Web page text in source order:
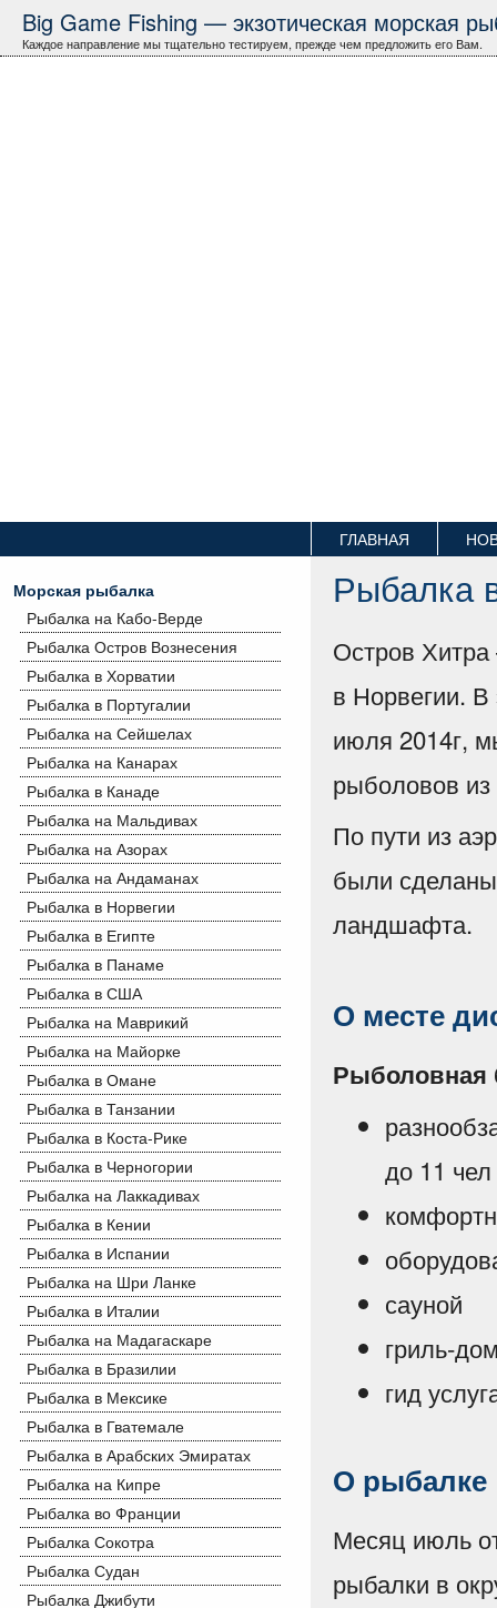
Big Game Fishing — экзотическая морская
Каждое направление мы тщательно тестируем, прежде чем предложить его Вам.
ГЛАВНАЯ
Морская рыбалка
Рыбалка на Кабо-Верде
Рыбалка Остров Вознесения
Рыбалка в Хорватии
Рыбалка в Португалии
Рыбалка на Сейшелах
Рыбалка на Канарах
Рыбалка в Канаде
Рыбалка на Мальдивах
Рыбалка на Азорах
Рыбалка на Андаманах
Рыбалка в Норвегии
Рыбалка в Египте
Рыбалка в Панаме
Рыбалка в США
Рыбалка на Маврикий
Рыбалка на Майорке
Рыбалка в Омане
Рыбалка в Танзании
Рыбалка в Коста-Рике
Рыбалка в Черногории
Рыбалка на Лаккадивах
Рыбалка в Кении
Рыбалка в Испании
Рыбалка на Шри Ланке
Рыбалка в Италии
Рыбалка на Мадагаскаре
Рыбалка в Бразилии
Рыбалка в Мексике
Рыбалка в Гватемале
Рыбалка в Арабских Эмиратах
Рыбалка на Кипре
Рыбалка во Франции
Рыбалка Сокотра
Рыбалка Судан
Рыбалка Джибути
Рыбалка
Остров
в Норвегии. В
июля 2014г,
рыболовов
По пути из
были
ландшафта.
О месте
Рыболовная
до 11 чел
сауной
гриль-
гид
О рыбалке
Месяц июль
рыбалки в